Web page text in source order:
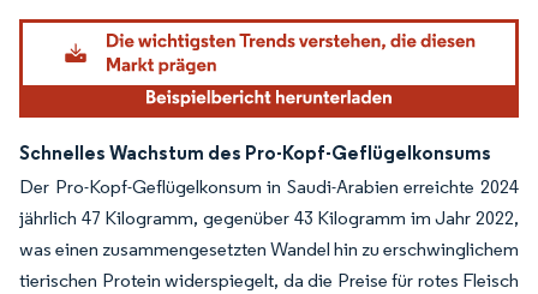
Schnelles Wachstum des Pro-Kopf-Geflügelkonsums
Der Pro-Kopf-Geflügelkonsum in Saudi-Arabien erreichte 2024
jährlich 47 Kilogramm, gegenüber 43 Kilogramm im Jahr 2022,
was einen zusammengesetzten Wandel hin zu erschwinglichem
tierischen Protein widerspiegelt, da die Preise für rotes Fleisch